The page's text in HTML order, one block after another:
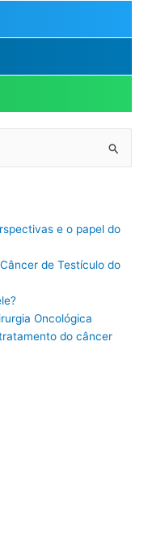
e o papel do
de Testículo do
Oncológica
do câncer